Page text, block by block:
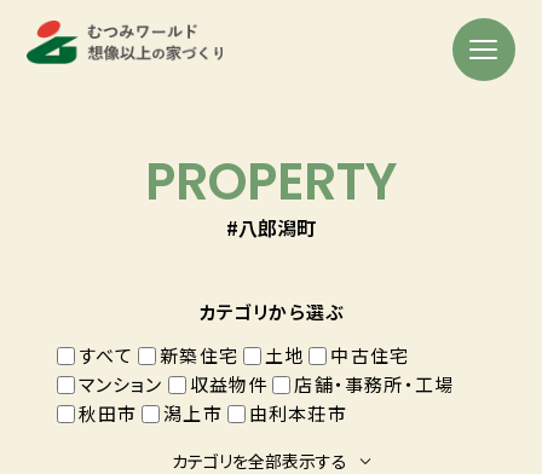
PROPERTY
#八郎潟町
カテゴリから選ぶ
すべて
新築住宅 土地
中古住宅
マンション
収益物件
店舗・事務所・工場
秋田市
潟上市 由利本荘市
カテゴリを全部表示する